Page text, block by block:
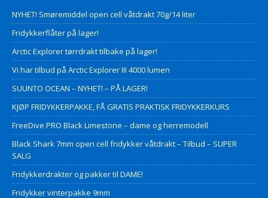
NYHET! Smøremiddel open cell våtdrakt 70g/14 liter
Fridykkerflåter på lager!
Arctic Explorer tørrdrakt tilbake på lager!
Vi har tilbud på Arctic Explorer III 4000 lumen
SUUNTO OCEAN – NYHET! – PÅ LAGER!
KJØP FRIDYKKERPAKKE, FÅ GRATIS PRAKTISK FRIDYKKERKURS
FreeDive PRO Black Limestone – dame og herremodell
Black Shark 7mm open cell fridykker våtdrakt – Tilbud – SUPER
SALG
Fridykkerdrakter og pakker til DAME!
Fridykker vinterpakke 9mm